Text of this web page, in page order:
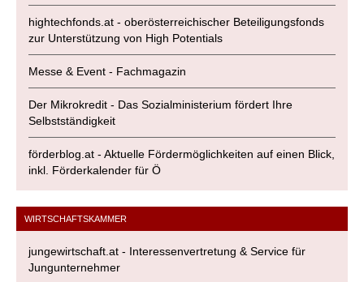
hightechfonds.at - oberösterreichischer Beteiligungsfonds
zur Unterstützung von High Potentials
Messe & Event - Fachmagazin
Der Mikrokredit - Das Sozialministerium fördert Ihre
Selbstständigkeit
förderblog.at - Aktuelle Fördermöglichkeiten auf einen Blick,
inkl. Förderkalender für Ö
WIRTSCHAFTSKAMMER
jungewirtschaft.at - Interessenvertretung & Service für
Jungunternehmer